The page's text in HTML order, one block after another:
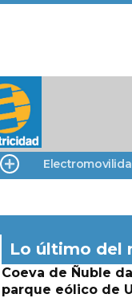
Lo último del
Coeva de Ñuble
parque eólico de